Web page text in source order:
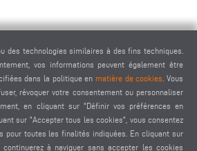
des technologies similaires à des fins techniques.
vos informations peuvent également être
dans la politique en matière de cookies . Vous
révoquer votre consentement ou personnaliser
en cliquant sur "Définir vos préférences en
sur "Accepter tous les cookies", vous consentez
pour toutes les finalités indiquées. En cliquant sur
à naviguer sans accepter les cookies